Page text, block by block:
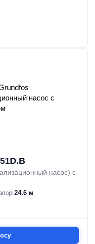
насос) с
24.6 м